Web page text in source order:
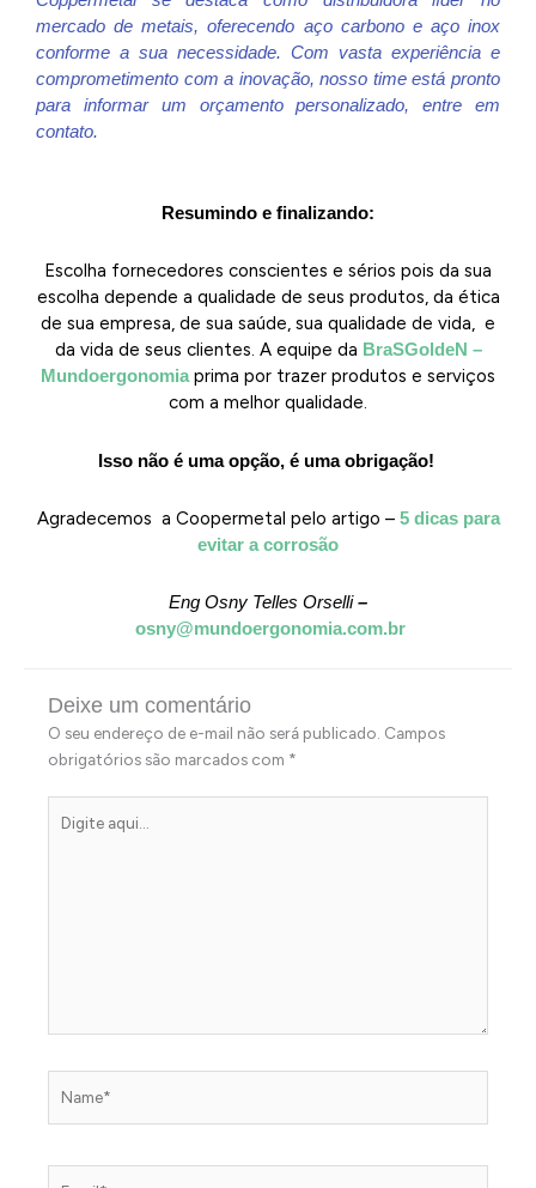
mercado de metais, oferecendo aço carbono e aço inox
conforme a sua necessidade. Com vasta experiência e
comprometimento com a inovação, nosso time está pronto
para informar um orçamento personalizado, entre em
contato.
Resumindo e finalizando:
Escolha fornecedores conscientes e sérios pois da sua
escolha depende a qualidade de seus produtos, da ética
de sua empresa, de sua saúde, sua qualidade de vida, e
da vida de seus clientes. A equipe da BraSGoldeN –
Mundoergonomiaprima por trazer produtos e serviços
com a melhor qualidade.
Isso não é uma opção, é uma obrigação!
Agradecemos a Coopermetal pelo artigo – 5 dicas para
evitar a corrosão
Eng Osny Telles Orselli–
osny@mundoergonomia.com.br
Deixe um comentário
O seu endereço de e-mail não será publicado. Campos
obrigatórios são marcados com *
aqui...